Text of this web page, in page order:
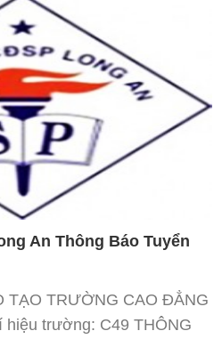
An Thông Báo Tuyển
TẠO TRƯỜNG CAO ĐẲNG
hiệu trường: C49 THÔNG